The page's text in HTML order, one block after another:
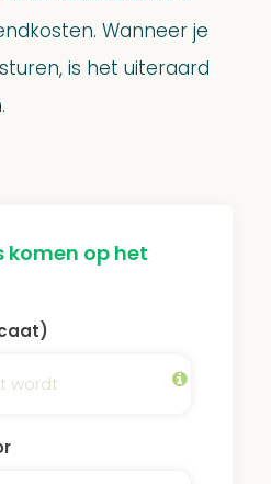
Wanneer je
is het uiteraard
komen op het